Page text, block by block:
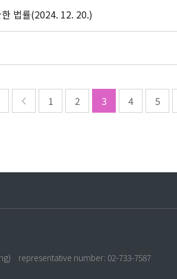
법률(2024. 12. 20.)
1 2 3 4 5
representative number: 02-733-7587